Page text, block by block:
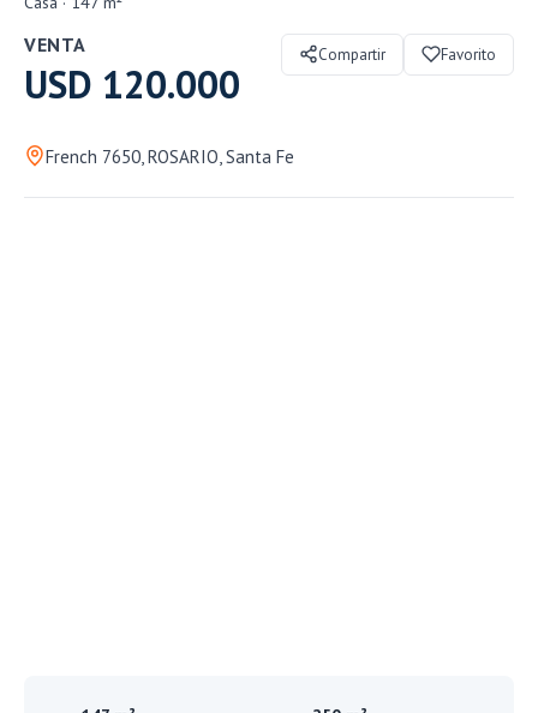
VENTA
USD 120.000
Compartir Favorito
French 7650, ROSARIO, Santa Fe